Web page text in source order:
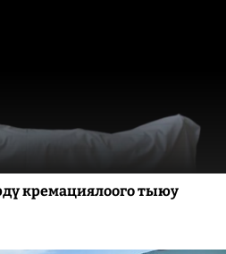
кремациялоого тыюу